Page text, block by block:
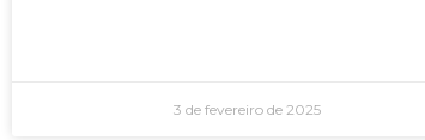
3 de fevereiro de 2025